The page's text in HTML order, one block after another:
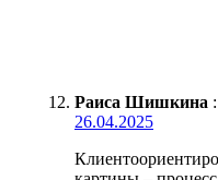
Раиса Шишкина :
26.04.2025